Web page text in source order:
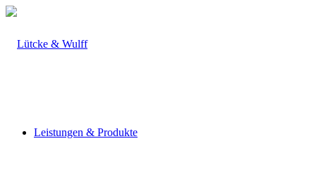
Leistungen & Produkte